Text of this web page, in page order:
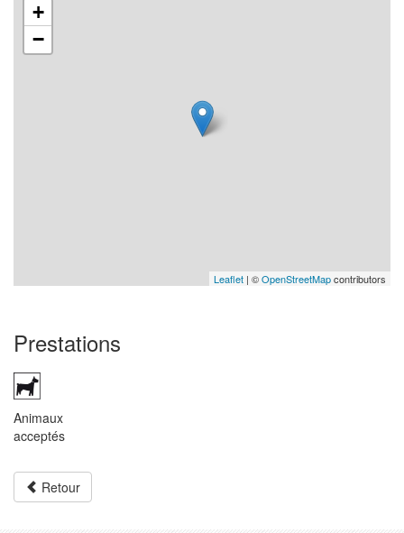
+
−
Leaflet | ©OpenStreetMapcontributors
Prestations
Animaux
acceptés
Retour